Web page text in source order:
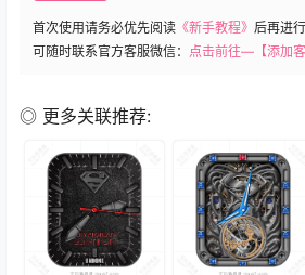
首次使用请务必优先阅读 《新手教程》 后再进
可随时联系官方客服微信： 点击前往—【添加客
◎ 更多关联推荐: